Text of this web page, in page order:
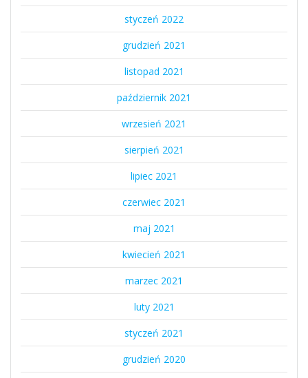
styczeń 2022
grudzień 2021
listopad 2021
październik 2021
wrzesień 2021
sierpień 2021
lipiec 2021
czerwiec 2021
maj 2021
kwiecień 2021
marzec 2021
luty 2021
styczeń 2021
grudzień 2020